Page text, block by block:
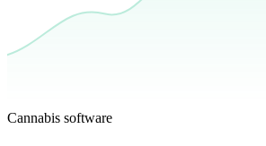
Cannabis software